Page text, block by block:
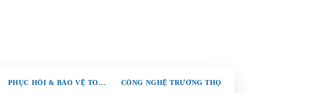
PHỤC HỒI & BẢO VỆ TOÀN DIỆN CÔNG NGHỆ TRƯỜNG THỌ